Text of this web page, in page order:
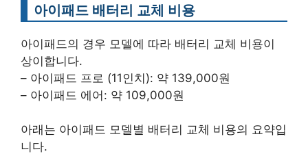
아이패드 배터리 교체 비용
아이패드의 경우 모델에 따라 배터리 교체 비용이
상이합니다.
– 아이패드 프로 (11인치): 약 139,000원
– 아이패드 에어: 약 109,000원
아래는 아이패드 모델별 배터리 교체 비용의 요약입
니다.